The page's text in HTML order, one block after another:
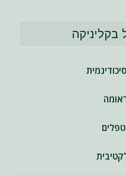
בקליניקה